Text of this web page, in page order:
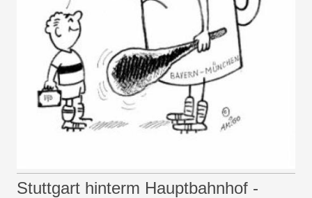
Stuttgart hinterm Hauptbahnhof -